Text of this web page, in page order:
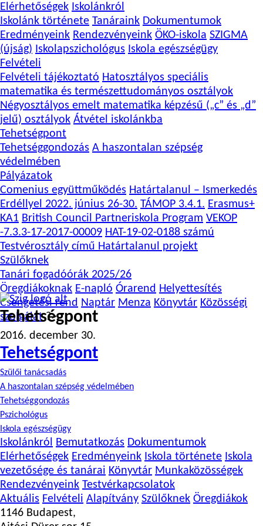
Elérhetőségek Iskolánkról
Iskolánk története Tanáraink Dokumentumok
Eredményeink Rendezvényeink ÖKO-iskola SZIGMA
(újság) Iskolapszichológus Iskola egészségügy
Felvételi
Felvételi tájékoztató Hatosztályos speciális
matematika és természettudományos osztályok
Négyosztályos emelt matematika képzésű („c” és „d”
jelű) osztályok Átvétel iskolánkba
Tehetségpont
Tehetséggondozás A haszontalan szépség
védelmében
Pályázatok
Comenius együttműködés Határtalanul – Ismerkedés
Erdéllyel 2022. június 26-30. TÁMOP 3.4.1. Erasmus+
KA1 British Council Partneriskola Program VEKOP
-7.3.3-17-2017-00009 HAT-19-02-0188 számú
Testvérosztály című Határtalanul projekt
Szülőknek
Tanári fogadóórák 2025/26
Öregdiákoknak E-napló Órarend Helyettesítés
Csengetési rend Naptár Menza Könyvtár Közösségi
szolgálat?>
Tehetségpont
2016. december 30.
Tehetségpont
Szülői tanácsadás
A haszontalan szépség védelmében
Tehetséggondozás
Pszichológus
Iskola egészségügy
Iskolánkról Bemutatkozás Dokumentumok
Elérhetőségek Eredményeink Iskola története Iskola
vezetősége és tanárai Könyvtár Munkaközösségek
Rendezvényeink Testvérkapcsolatok
Aktuális Felvételi Alapítvány Szülőknek Öregdiákok
1146 Budapest,